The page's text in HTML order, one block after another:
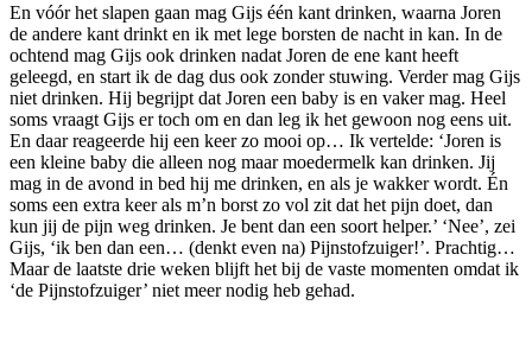
En vóór het slapen gaan mag Gijs één kant drinken, waarna Joren
de andere kant drinkt en ik met lege borsten de nacht in kan. In de
ochtend mag Gijs ook drinken nadat Joren de ene kant heeft
geleegd, en start ik de dag dus ook zonder stuwing. Verder mag Gijs
niet drinken. Hij begrijpt dat Joren een baby is en vaker mag. Heel
soms vraagt Gijs er toch om en dan leg ik het gewoon nog eens uit.
En daar reageerde hij een keer zo mooi op… Ik vertelde: ‘Joren is
een kleine baby die alleen nog maar moedermelk kan drinken. Jij
mag in de avond in bed hij me drinken, en als je wakker wordt. Én
soms een extra keer als m’n borst zo vol zit dat het pijn doet, dan
kun jij de pijn weg drinken. Je bent dan een soort helper.’ ‘Nee’, zei
Gijs, ‘ik ben dan een… (denkt even na) Pijnstofzuiger!’. Prachtig…
Maar de laatste drie weken blijft het bij de vaste momenten omdat ik
‘de Pijnstofzuiger’ niet meer nodig heb gehad.